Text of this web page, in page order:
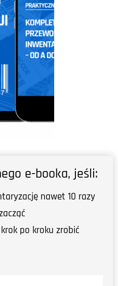
e-booka, jeśli:
nawet 10 razy
po kroku zrobić